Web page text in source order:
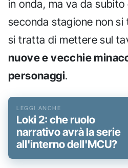
in onda, ma va da
seconda stagione non
si tratta di mettere sul
nuove e vecchie
personaggi.
Loki 2: che ruolo
narrativo avrà la serie
all'interno dell'MCU?